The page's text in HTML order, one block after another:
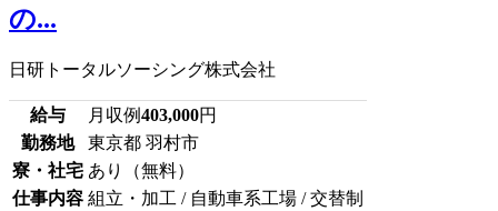
の...
日研トータルソーシング株式会社
給与 月収例403,000円
勤務地
東京都 羽村市
寮・社宅 あり（無料）
仕事内容 組立・加工 / 自動車系工場 / 交替制